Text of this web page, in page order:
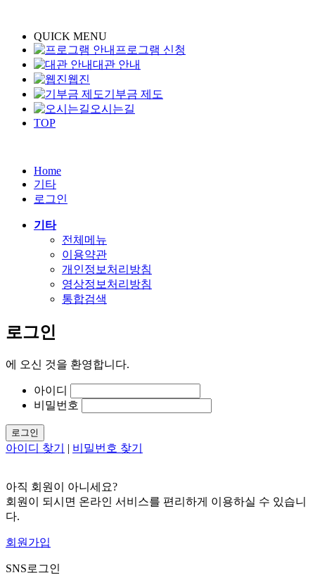
QUICK MENU
프로그램 신청
대관 안내
웹진
기부금 제도
오시는길
TOP
Home
기타
로그인
기타
전체메뉴
이용약관
개인정보처리방침
영상정보처리방침
통합검색
로그인
에 오신 것을 환영합니다.
아이디
비밀번호
로그인
아이디 찾기 | 비밀번호 찾기
아직 회원이 아니세요?
회원이 되시면 온라인 서비스를 편리하게 이용하실 수 있습니
다.
회원가입
SNS로그인